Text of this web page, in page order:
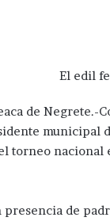
El edil
de Negrete.-
municipal
torneo nacional
presencia de